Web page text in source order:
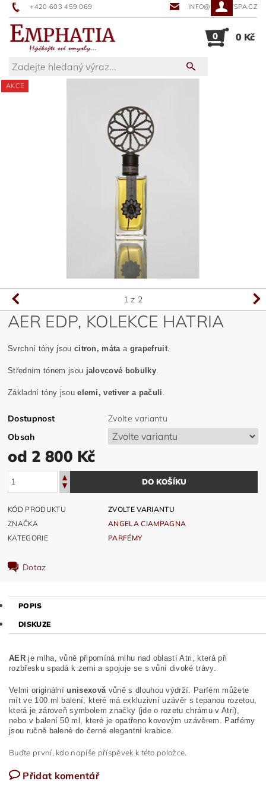
+420 603 459 069 INFO@SUNNYSPA.CZ
0 0 Kč
AKCE
1 z 2
AER EDP, KOLEKCE HATRIA
Svrchní tóny jsou citron, máta a grapefruit.
Středním tónem jsou jalovcové bobulky.
Základní tóny jsouelemi, vetiver a pačuli
Dostupnost
Zvolte variantu
Obsah
od 2 800 Kč
KÓD PRODUKTU
ZVOLTE VARIANTU
ZNAČKA
ANGELA CIAMPAGNA
KATEGORIE
PARFÉMY
Dotaz
POPIS
DISKUZE
AERje mlha, vůně připomíná mlhu nad oblastí Atri, která při
rozbřesku spadá k zemi a spojuje se s vůní divoké trávy.
Velmi originálníunisexovávůně s dlouhou výdrží. Parfém můžete
mít ve 100 ml balení, které má exkluzivní uzávěr s tepanou rozetou,
která je zároveň symbolem značky (jde o rozetu chrámu v Atri),
nebo v balení 50 ml, které je opatřeno kovovým uzávěrem. Parfémy
jsou ručně balené do černé elegantní krabice.
Buďte první, kdo napíše příspěvek k této položce.
Přidat komentář